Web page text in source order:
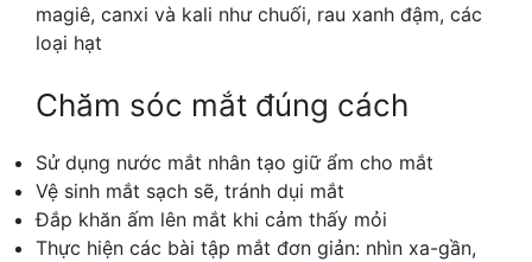
magiê, canxi và kali như chuối, rau xanh đậm, các
loại hạt
Chăm sóc mắt đúng cách
Sử dụng nước mắt nhân tạo giữ ẩm cho mắt
Vệ sinh mắt sạch sẽ, tránh dụi mắt
Đắp khăn ấm lên mắt khi cảm thấy mỏi
Thực hiện các bài tập mắt đơn giản: nhìn xa-gần,